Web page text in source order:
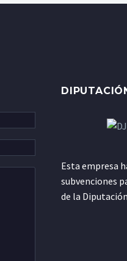
Esta empresa
subvenciones
de la